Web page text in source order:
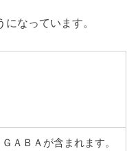
なっています。
ＡＢＡが含まれます。